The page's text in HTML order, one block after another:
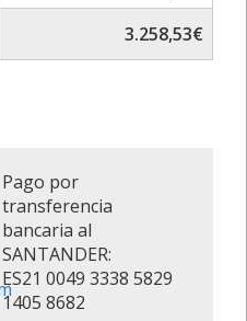
3.258,53€
Pago por
transferencia
bancaria al
SANTANDER:
ES21 0049 3338 5829
1405 8682